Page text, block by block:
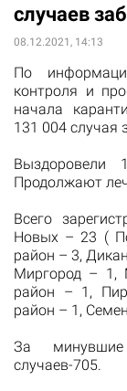
случаев
08.12.2021, 14:13
По
контроля и
начала
131 004 случая
Выздоровели
Продолжают
Всего
Новых – 23 (
район – 3,
Миргород – 1,
район – 1,
район – 1,
За минувшие
случаев-705.